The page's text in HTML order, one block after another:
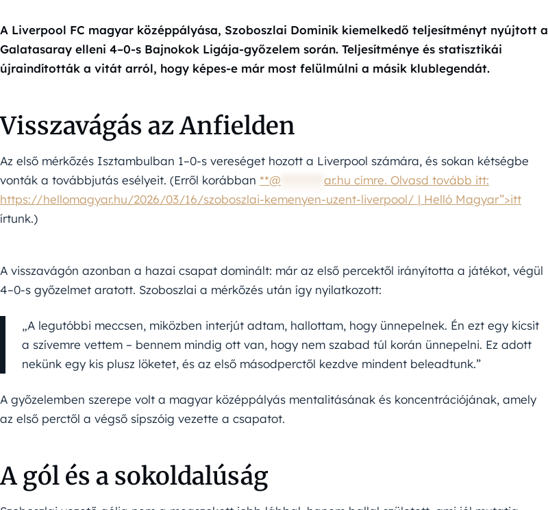
A Liverpool FC magyar középpályása, Szoboszlai Dominik kiemelkedő teljesítményt nyújtott a
Galatasaray elleni 4–0-s Bajnokok Ligája-győzelem során. Teljesítménye és statisztikái
újraindították a vitát arról, hogy képes-e már most felülmúlni a másik klublegendát.
Visszavágás az Anfielden
Az első mérkőzés Isztambulban 1–0-s vereséget hozott a Liverpool számára, és sokan kétségbe
vonták a továbbjutás esélyeit. (Erről korábban **@
ar.hu címre. Olvasd tovább itt:
https://hellomagyar.hu/2026/03/16/szoboszlai-kemenyen-uzent-liverpool/ | Helló Magyar”>itt
írtunk.)
A visszavágón azonban a hazai csapat dominált: már az első percektől irányította a játékot, végül
4–0-s győzelmet aratott. Szoboszlai a mérkőzés után így nyilatkozott:
„A legutóbbi meccsen, miközben interjút adtam, hallottam, hogy ünnepelnek. Én ezt egy kicsit
a szívemre vettem – bennem mindig ott van, hogy nem szabad túl korán ünnepelni. Ez adott
nekünk egy kis plusz löketet, és az első másodperctől kezdve mindent beleadtunk.”
A győzelemben szerepe volt a magyar középpályás mentalitásának és koncentrációjának, amely
az első perctől a végső sípszóig vezette a csapatot.
A gól és a sokoldalúság